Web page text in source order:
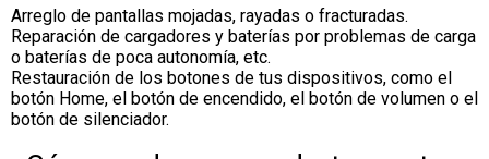
Arreglo de pantallas mojadas, rayadas o fracturadas.
Reparación de cargadores y baterías por problemas de carga
o baterías de poca autonomía, etc.
Restauración de los botones de tus dispositivos, como el
botón Home, el botón de encendido, el botón de volumen o el
botón de silenciador.